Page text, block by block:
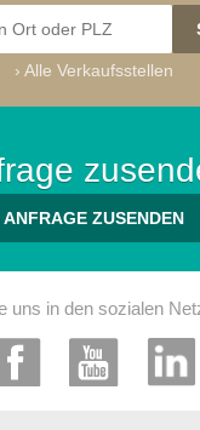
› Alle Verkaufsstellen
ANFRAGE ZUSENDEN
uns in den sozialen